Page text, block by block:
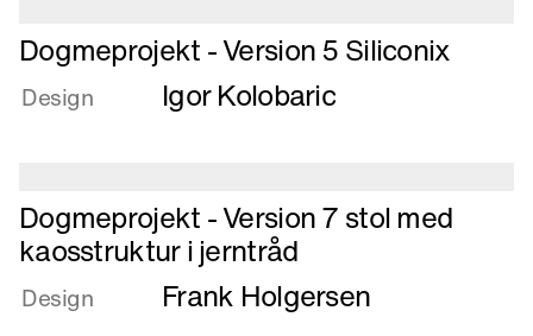
stol
i
forkobret
Læs
mere
om
5
Siliconix
Dogmeprojekt - Version 5 Siliconix
Design Igor Kolobaric
Læs
mere
om
Dogmeprojekt
Dogmeprojekt - Version 7 stol med
kaosstruktur i jerntråd
Design Frank Holgersen